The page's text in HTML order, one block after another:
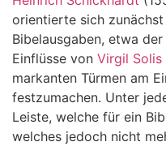
orientierte sich
Bibelausgaben, etwa der
Einflüsse von Virgil Solis
markanten Türmen am
festzumachen. Unter
Leiste, welche für ein
welches jedoch nicht